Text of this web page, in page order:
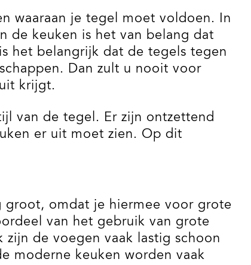
waaraan je tegel moet voldoen. In
de keuken is het van belang dat
het belangrijk dat de tegels tegen
Dan zult u nooit voor
krijgt.
van de tegel. Er zijn ontzettend
er uit moet zien. Op dit
groot, omdat je hiermee voor grote
van het gebruik van grote
de voegen vaak lastig schoon
moderne keuken worden vaak